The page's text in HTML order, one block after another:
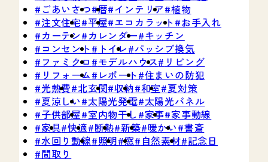
ごあいさつ 暦 インテリア 植物
注文住宅 平屋 エコカラット
お手入れ
カーテン
カレンダー キッチン
コンセント
トイレ
パッシブ換気
ファミクロ
モデルハウス
リビング
リフォーム
レポート 住まいの防犯
光熱費 北玄関 収納 和室 夏対策
夏涼しい 太陽光発電 太陽光パネル
子供部屋 室内物干し 家事 家事動線
家具 快適 断熱 新築 暖かい 書斎
水回り動線 照明 窓 自然素材 記念日
間取り